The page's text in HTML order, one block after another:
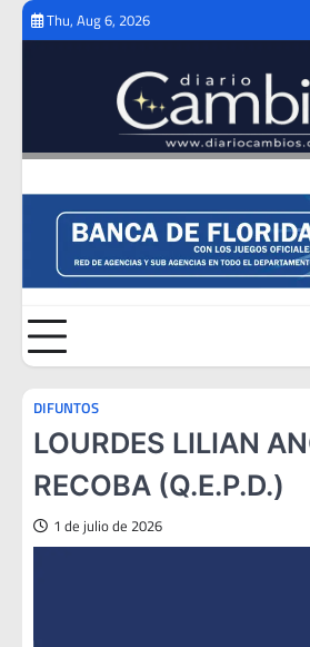
Skip
Thu, Aug 6, 2026
DIFUNTOS
LOURDES LILIAN
RECOBA (Q.E.P.D.)
1 de julio de 2026